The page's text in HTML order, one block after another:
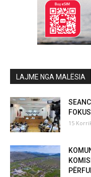
LAJME NGA MALËSIA
15